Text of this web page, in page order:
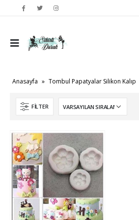
Anasayfa » Tombul Papatyalar Silikon Kalıp
FILTER